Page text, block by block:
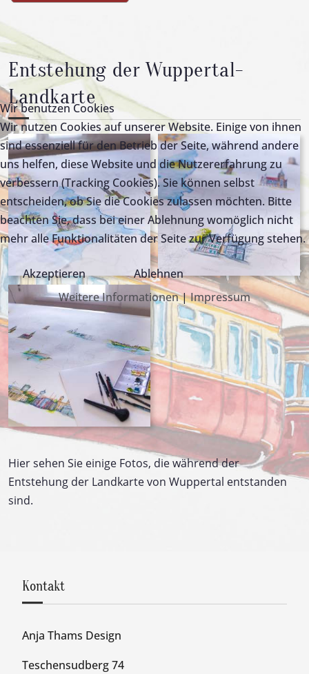
Entstehung der Wuppertal-
Landkarte
Hier sehen Sie einige Fotos, die während der
Entstehung der Landkarte von Wuppertal entstanden
sind.
Kontakt
Anja Thams Design
Teschensudberg 74
Wir benutzen Cookies
Wir nutzen Cookies auf unserer Website. Einige von ihnen
sind essenziell für den Betrieb der Seite, während andere
uns helfen, diese Website und die Nutzererfahrung zu
verbessern (Tracking Cookies). Sie können selbst
entscheiden, ob Sie die Cookies zulassen möchten. Bitte
beachten Sie, dass bei einer Ablehnung womöglich nicht
mehr alle Funktionalitäten der Seite zur Verfügung stehen.
Akzeptieren
Ablehnen
Weitere Informationen|Impressum